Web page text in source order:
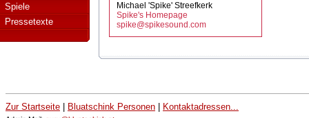
Spiele
Pressetexte
Michael 'Spike' Streefkerk
Spike's Homepage
spike@spikesound.com
Zur Startseite Bluatschink Personen Kontaktadressen...